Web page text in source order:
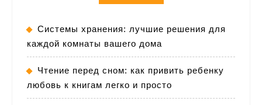
Системы хранения: лучшие решения для
каждой комнаты вашего дома
Чтение перед сном: как привить ребенку
любовь к книгам легко и просто